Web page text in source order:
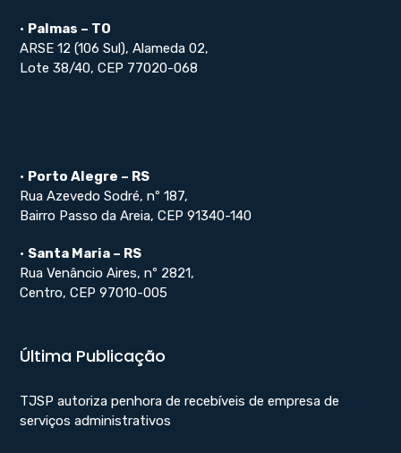
• Palmas – TO
ARSE 12 (106 Sul), Alameda 02,
Lote 38/40, CEP 77020-068
• Porto Alegre – RS
Rua Azevedo Sodré, nº 187,
Bairro Passo da Areia, CEP 91340-140
• Santa Maria – RS
Rua Venâncio Aires, nº 2821,
Centro, CEP 97010-005
Última Publicação
TJSP autoriza penhora de recebíveis de empresa de
serviços administrativos